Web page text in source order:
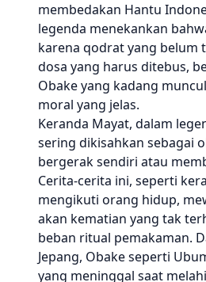
membedakan Hantu
legenda menekankan
karena qodrat yang belum
dosa yang harus ditebus,
Obake yang kadang
moral yang jelas.
Keranda Mayat, dalam
sering dikisahkan sebagai
bergerak sendiri atau
Cerita-cerita ini, seperti
mengikuti orang hidup,
akan kematian yang tak
beban ritual pemakaman.
Jepang, Obake seperti
yang meninggal saat